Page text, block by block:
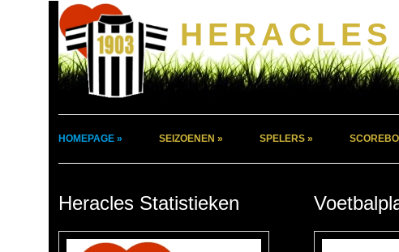
HOMEPAGE » SEIZOENEN » SPELERS »
Heracles Statistieken